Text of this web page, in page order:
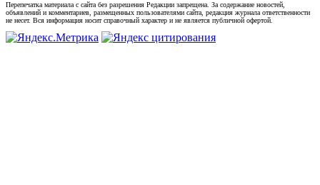
Перепечатка материала с сайта без разрешения Редакции запрещена. За содержание новостей,
объявлений и комментариев, размещенных пользователями сайта, редакция журнала ответственности
не несет. Вся информация носит справочный характер и не является публичной офертой.